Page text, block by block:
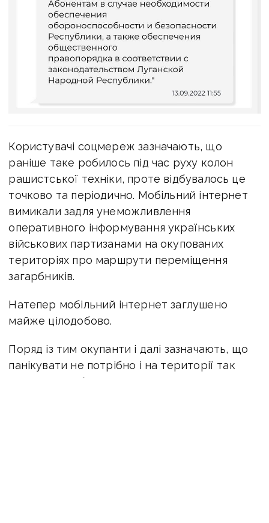
Користувачі соцмереж зазначають, що
раніше таке робилось під час руху колон
рашистської техніки, проте відбувалось це
точково та періодично. Мобільний інтернет
вимикали задля унеможливлення
оперативного інформування українських
військових партизанами на окупованих
територіях про маршрути переміщення
загарбників.
Натепер мобільний інтернет заглушено
майже цілодобово.
Поряд із тим окупанти і далі зазначають, що
панікувати не потрібно і на території так
званої республіки нічого екстраординарного